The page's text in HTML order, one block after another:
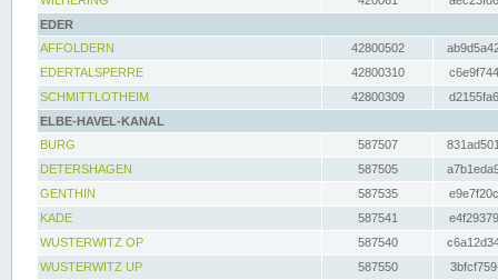
EDER
AFFOLDERN
42800502
EDERTALSPERRE
42800310
SCHMITTLOTHEIM
42800309
ELBE-HAVEL-KANAL
BURG
587507
DETERSHAGEN
587505
GENTHIN
587535
KADE
587541
WUSTERWITZ OP
587540
WUSTERWITZ UP
587550